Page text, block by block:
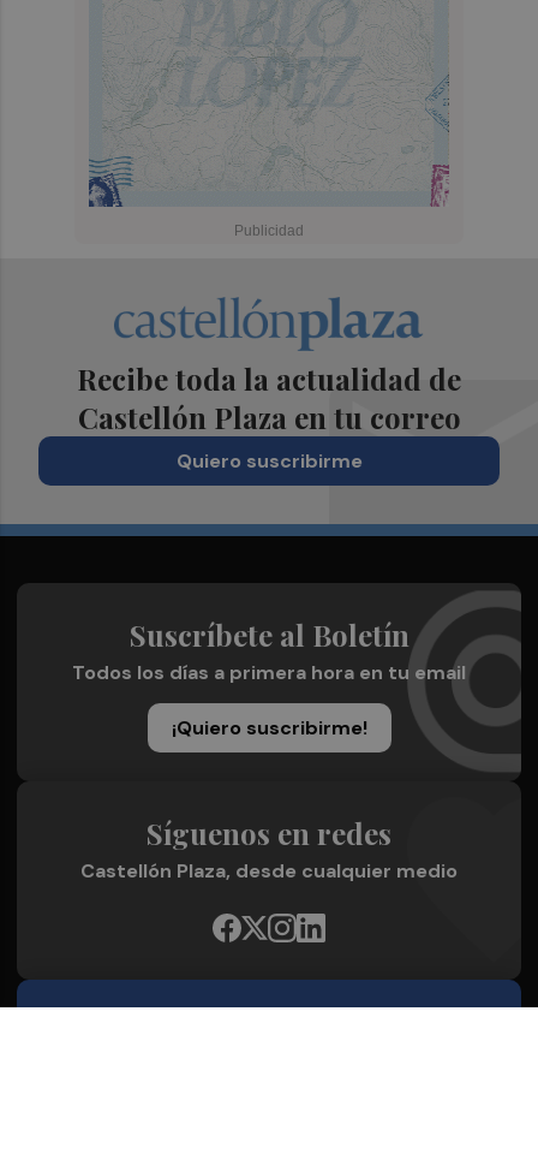
Recibe toda la actualidad de
Castellón Plaza en tu correo
Quiero suscribirme
Suscríbete al Boletín
Todos los días a primera hora en tu email
¡Quiero suscribirme!
Síguenos en redes
Castellón Plaza, desde cualquier medio